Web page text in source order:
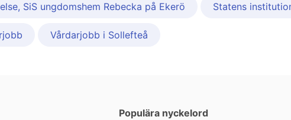
SiS ungdomshem Rebecka på Ekerö Statens
Vårdarjobb i Sollefteå
Populära nyckelord